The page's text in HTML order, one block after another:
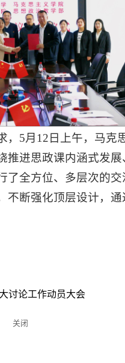
5月12日上午，马克
进思政课内涵式发
全方位、多层次的
断强化顶层设计，
讨论工作动员大会
关闭